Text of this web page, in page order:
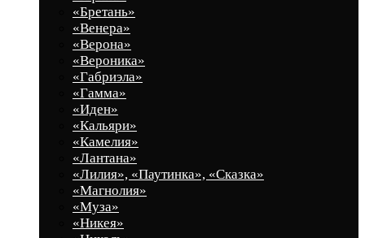
«Бретань»
«Венера»
«Верона»
«Вероника»
«Габриэла»
«Гамма»
«Иден»
«Кальяри»
«Камелия»
«Лантана»
«Лилия», «Паутинка», «Сказка»
«Магнолия»
«Муза»
«Никея»